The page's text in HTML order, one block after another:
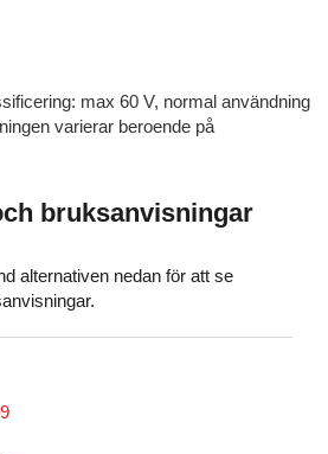
max 60 V, normal användning
varierar beroende på
bruksanvisningar
alternativen nedan för att se